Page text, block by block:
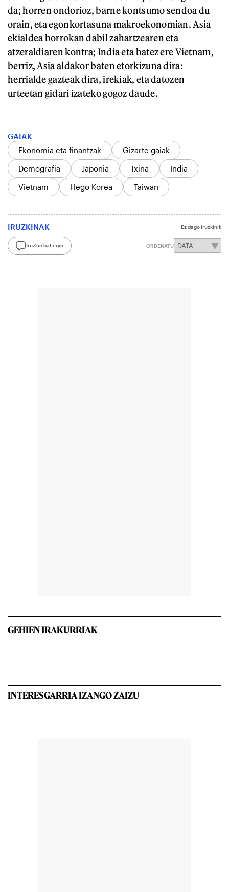
da; horren ondorioz, barne kontsumo sendoa du
orain, eta egonkortasuna makroekonomian. Asia
ekialdea borrokan dabil zahartzearen eta
atzeraldiaren kontra; India eta batez ere Vietnam,
berriz, Asia aldakor baten etorkizuna dira:
herrialde gazteak dira, irekiak, eta datozen
urteetan gidari izateko gogoz daude.
GAIAK
Ekonomia eta finantzak
Gizarte gaiak
Demografia
Japonia Txina
India
Vietnam
Hego Korea Taiwan
IRUZKINAK Ez dago iruzkinik
Iruzkin bat egin ORDENATU
GEHIEN IRAKURRIAK
INTERESGARRIA IZANGO ZAIZU